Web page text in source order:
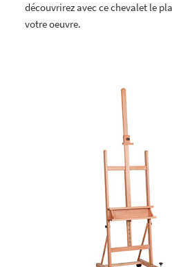
découvrirez avec ce chevalet le
votre oeuvre.